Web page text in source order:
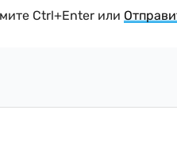
Ctrl+Enter или